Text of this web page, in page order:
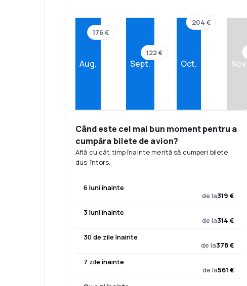
Aug.
176 €
Sept.
122 €
Oct.
204 €
Nov.
Când este cel mai bun moment pentru a
cumpăra bilete de avion?
Află cu cât timp înainte merită să cumperi bilete
dus-întors.
6 luni înainte
de la319 €
3 luni înainte
de la314 €
30 de zile înainte
de la378 €
7 zile înainte
de la561 €